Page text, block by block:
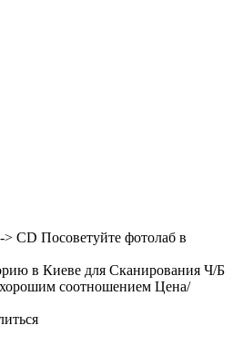
CD Посоветуйте фотолаб в
в Киеве для Сканирования Ч/Б
соотношением Цена/